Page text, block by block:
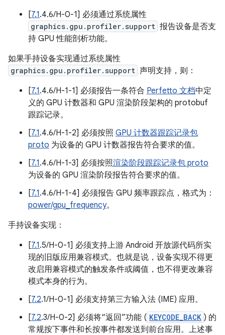
[7.1.4.6/H-0-1] 必须通过系统属性
graphics.gpu.profiler.support 报告设备是否支
持 GPU 性能剖析功能。
如果手持设备实现通过系统属性
graphics.gpu.profiler.support 声明支持，则：
[7.1.4.6/H-1-1] 必须报告一条符合 Perfetto 文档中定
义的 GPU 计数器和 GPU 渲染阶段架构的 protobuf
跟踪记录。
[7.1.4.6/H-1-2] 必须按照 GPU 计数器跟踪记录包
proto 为设备的 GPU 计数器报告符合要求的值。
[7.1.4.6/H-1-3] 必须按照渲染阶段跟踪记录包 proto
为设备的 GPU 渲染阶段报告符合要求的值。
[7.1.4.6/H-1-4] 必须报告 GPU 频率跟踪点，格式为：
power/gpu_frequency。
手持设备实现：
[7.1.5/H-0-1] 必须支持上游 Android 开放源代码所实
现的旧版应用兼容模式。也就是说，设备实现不得更
改启用兼容模式的触发条件或阈值，也不得更改兼容
模式本身的行为。
[7.2.1/H-0-1] 必须支持第三方输入法 (IME) 应用。
[7.2.3/H-0-2] 必须将“返回”功能 ( KEYCODE_BACK ) 的
常规按下事件和长按事件都发送到前台应用。上述事